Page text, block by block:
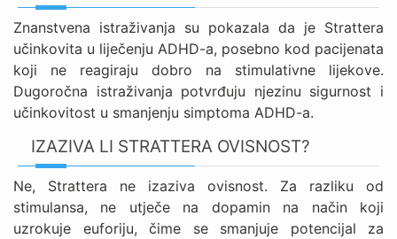
Znanstvena istraživanja su pokazala da je Strattera
učinkovita u liječenju ADHD-a, posebno kod pacijenata
koji ne reagiraju dobro na stimulativne lijekove.
Dugoročna istraživanja potvrđuju njezinu sigurnost i
učinkovitost u smanjenju simptoma ADHD-a.
IZAZIVA LI STRATTERA OVISNOST?
Ne, Strattera ne izaziva ovisnost. Za razliku od
stimulansa, ne utječe na dopamin na način koji
uzrokuje euforiju, čime se smanjuje potencijal za